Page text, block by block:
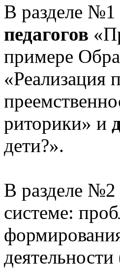
В разделе №1
педагогов
примере
«Реализация
риторики» и
дети?».
В разделе №2
системе: